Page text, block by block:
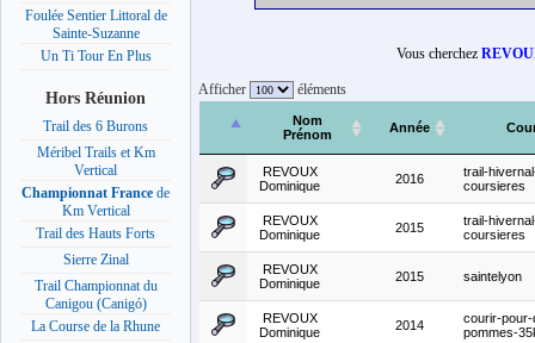
Foulée Sentier Littoral de
Sainte-Suzanne
Un Ti Tour En Plus
Hors Réunion
Trail des 6 Burons
Méribel Trails et Km
Vertical
Championnat France de
Km Vertical
Trail des Hauts Forts
Sierre Zinal
Trail Championnat du
Canigou (Canigó)
La Course de la Rhune
Vous cherchez
Afficher éléments
Nom
Prénom
Année
REVOUX
Dominique
2016
trail-
coursieres
REVOUX
Dominique
2015
trail-
coursieres
REVOUX
Dominique
2015 saintelyon
REVOUX
Dominique
2014
courir-
pommes-